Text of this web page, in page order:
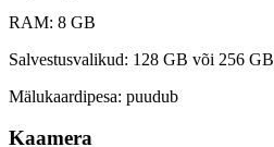
RAM: 8 GB
Salvestusvalikud: 128 GB või 256 GB
Mälukaardipesa: puudub
Kaamera